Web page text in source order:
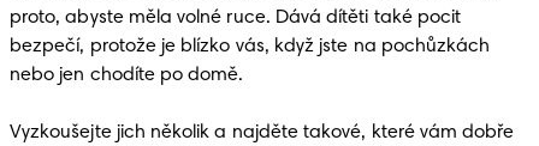
proto, abyste měla volné ruce. Dává dítěti také pocit
bezpečí, protože je blízko vás, když jste na pochůzkách
nebo jen chodíte po domě.
Vyzkoušejte jich několik a najděte takové, které vám dobře